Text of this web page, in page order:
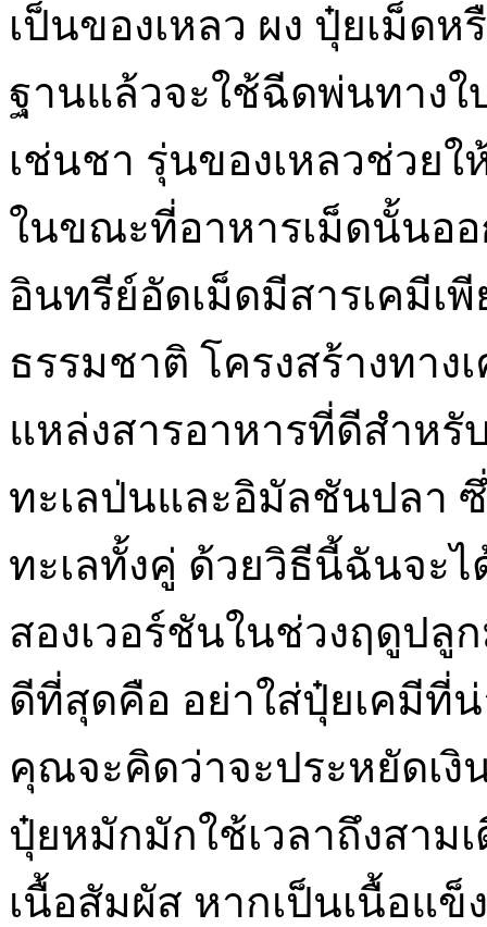
เป็นของเหลว ผง ปุ๋ยเม็ด
ฐานแล้วจะใช้ฉีดพ่นทาง
เช่นชา รุ่นของเหลวช่วย
ในขณะที่อาหารเม็ดนั้นอ
อินทรีย์อัดเม็ดมีสารเคมีเ
ธรรมชาติ โครงสร้างทาง
แหล่งสารอาหารที่ดีสำห
ทะเลป่นและอิมัลชันปลา
ทะเลทั้งคู่ ด้วยวิธีนี้ฉันจะไ
สองเวอร์ชันในช่วงฤดูป
ดีที่สุดคือ อย่าใส่ปุ๋ยเคมีที่
คุณจะคิดว่าจะประหยัดเ
ปุ๋ยหมักมักใช้เวลาถึงสา
เนื้อสัมผัส หากเป็นเนื้อแ